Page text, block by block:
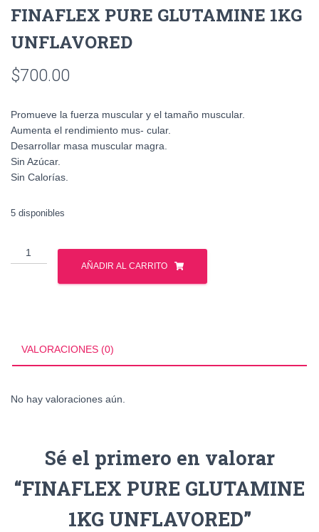
FINAFLEX PURE GLUTAMINE 1KG
UNFLAVORED
$700.00
Promueve la fuerza muscular y el tamaño muscular.
Aumenta el rendimiento mus- cular.
Desarrollar masa muscular magra.
Sin Azúcar.
Sin Calorías.
5 disponibles
FINAFLEX
PURE
GLUTAMINE
AÑADIR AL CARRITO
VALORACIONES (0)
No hay valoraciones aún.
Sé el primero en valorar
“FINAFLEX PURE GLUTAMINE
1KG UNFLAVORED”